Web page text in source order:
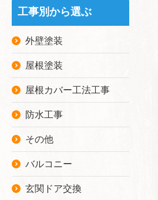
工事別から選ぶ
外壁塗装
屋根塗装
屋根カバー工法工事
防水工事
その他
バルコニー
玄関ドア交換